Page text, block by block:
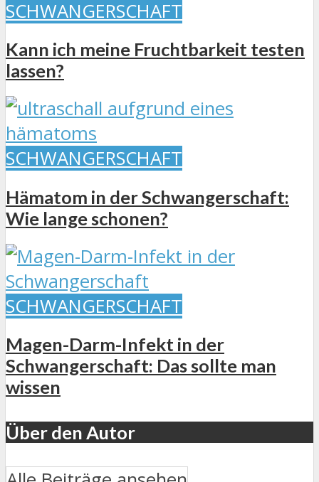
SCHWANGERSCHAFT
Kann ich meine Fruchtbarkeit testen
lassen?
SCHWANGERSCHAFT
Hämatom in der Schwangerschaft:
Wie lange schonen?
SCHWANGERSCHAFT
Magen-Darm-Infekt in der
Schwangerschaft: Das sollte man
wissen
Über den Autor